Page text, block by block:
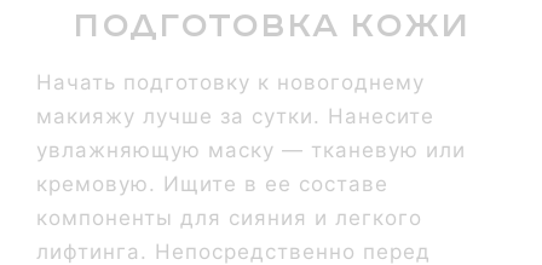
Подготовка кожи
Начать подготовку к новогоднему
макияжу лучше за сутки. Нанесите
увлажняющую маску — тканевую или
кремовую. Ищите в ее составе
компоненты для сияния и легкого
лифтинга. Непосредственно перед